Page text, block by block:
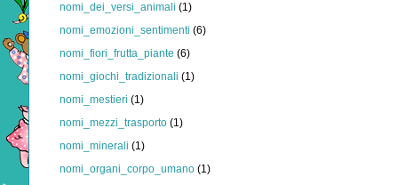
nomi_dei_versi_animali (1)
nomi_emozioni_sentimenti (6)
nomi_fiori_frutta_piante (6)
nomi_giochi_tradizionali (1)
nomi_mestieri (1)
nomi_mezzi_trasporto (1)
nomi_minerali (1)
nomi_organi_corpo_umano (1)